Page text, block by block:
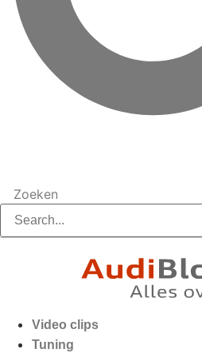
Zoeken
Video clips
Tuning